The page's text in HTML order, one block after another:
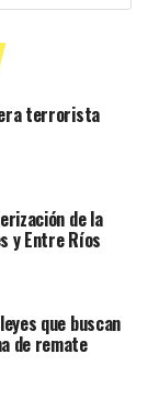
terrorista
de la
y Entre Ríos
que buscan
de remate